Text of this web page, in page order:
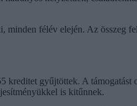
félév elején. Az összeg
kreditet gyűjtöttek. A
is kitűnnek.